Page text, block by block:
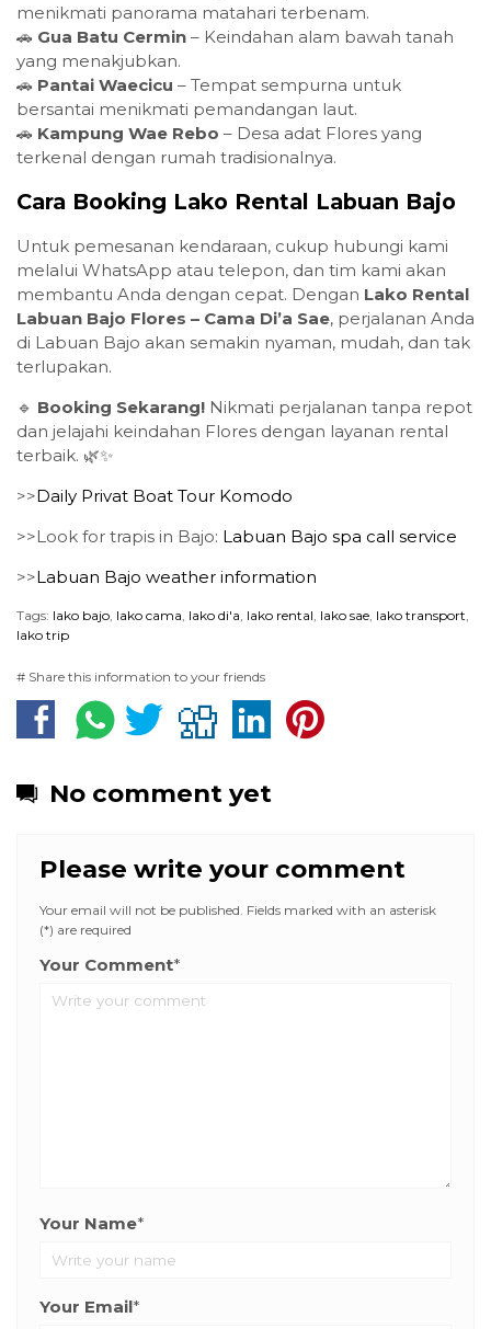
menikmati panorama matahari terbenam.
🚗 Gua Batu Cermin – Keindahan alam bawah tanah
yang menakjubkan.
🚗 Pantai Waecicu – Tempat sempurna untuk
bersantai menikmati pemandangan laut.
🚗 Kampung Wae Rebo – Desa adat Flores yang
terkenal dengan rumah tradisionalnya.
Cara Booking Lako Rental Labuan Bajo
Untuk pemesanan kendaraan, cukup hubungi kami
melalui WhatsApp atau telepon, dan tim kami akan
membantu Anda dengan cepat. Dengan Lako Rental
Labuan Bajo Flores – Cama Di’a Sae, perjalanan Anda
di Labuan Bajo akan semakin nyaman, mudah, dan tak
terlupakan.
🔹 Booking Sekarang! Nikmati perjalanan tanpa repot
dan jelajahi keindahan Flores dengan layanan rental
terbaik. 🌿✨
>>Daily Privat Boat Tour Komodo
>>Look for trapis in Bajo: Labuan Bajo spa call service
>>Labuan Bajo weather information
Tags: lako bajo lako cama lako di'a lako rental lako sae lako transport
lako trip
# Share this information to your friends
No comment yet
Please write your comment
Your email will not be published. Fields marked with an asterisk
(*) are required
Your Comment*
Your Name*
Your Email*